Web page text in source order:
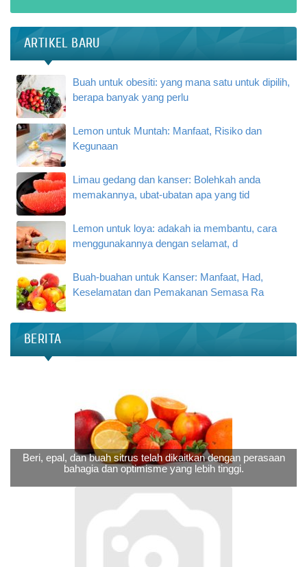
ARTIKEL BARU
Buah untuk obesiti: yang mana satu untuk dipilih,
berapa banyak yang perlu
Lemon untuk Muntah: Manfaat, Risiko dan
Kegunaan
Limau gedang dan kanser: Bolehkah anda
memakannya, ubat-ubatan apa yang tid
Lemon untuk loya: adakah ia membantu, cara
menggunakannya dengan selamat, d
Buah-buahan untuk Kanser: Manfaat, Had,
Keselamatan dan Pemakanan Semasa Ra
BERITA
Beri, epal, dan buah sitrus telah dikaitkan dengan perasaan
bahagia dan optimisme yang lebih tinggi.